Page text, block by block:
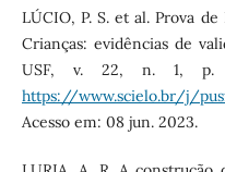
LÚCIO, P. S. et al. Prova
Crianças: evidências de
USF, v. 22, n. 1, p.
https://www.scielo.br/j/
Acesso em: 08 jun. 2023.